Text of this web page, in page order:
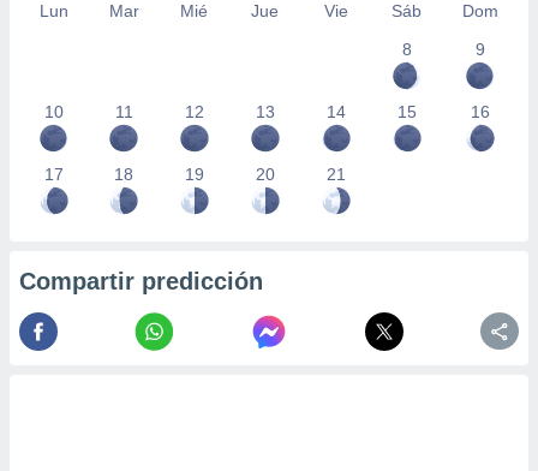
Lun Mar Mié Jue Vie Sáb
Dom
8
9
10 11 12 13 14 15 16
17 18 19 20 21
Compartir predicción